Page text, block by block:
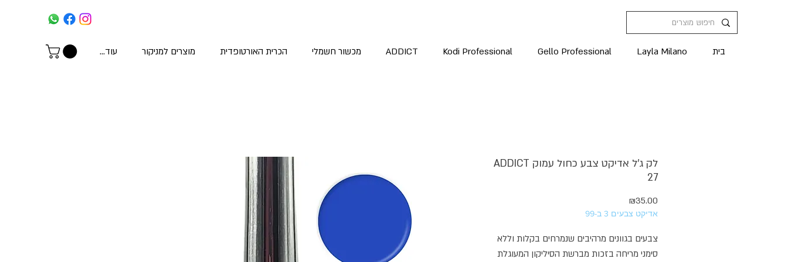
בית Layla Milano
Gello Professional
Kodi Professional
ADDICT מכשור חשמלי הכרית האורטופדית מוצרים למניקור עוד...
לק ג'ל אדיקט צבע כחול עמוק ADDICT
27
₪35.00
אדיקט צבעים 3 ב-99
צבעים בגוונים מרהיבים שנמרחים בקלות וללא
סימני מריחה בזכות מברשת הסיליקון המעוגלת